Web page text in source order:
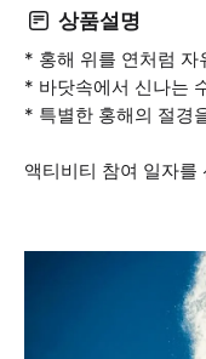
상품설명
* 홍해 위를 연처럼 자
* 바닷속에서 신나는
* 특별한 홍해의 절경
액티비티 참여 일자를